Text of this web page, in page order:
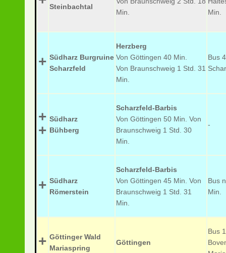
Steinbachtal
Min.
Min.
+ Südharz Burgruine
Scharzfeld
Herzberg
Von Göttingen 40 Min.
Von Braunschweig 1 Std. 31
Min.
Bus
+
+
Südharz
Bühberg
Scharzfeld-Barbis
Von Göttingen 50 Min. Von
Braunschweig 1 Std. 30
Min.
-
+ Südharz
Römerstein
Scharzfeld-Barbis
Von Göttingen 45 Min. Von
Braunschweig 1 Std. 31
Min.
Bus
Min.
+ Göttinger Wald
Mariaspring
Göttingen
Bus